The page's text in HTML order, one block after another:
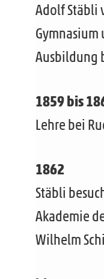
Adolf Stäbli
Ausbildung
1859 bis
Lehre bei
1862
Stäbli
Akademie
Wilhelm